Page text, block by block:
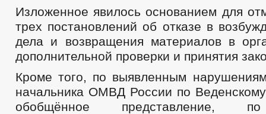
Изложенное явилось основанием для
трех постановлений об отказе в
дела и возвращения материалов в
дополнительной проверки и принятия
Кроме того, по выявленным
начальника ОМВД России по
обобщённое представление, по